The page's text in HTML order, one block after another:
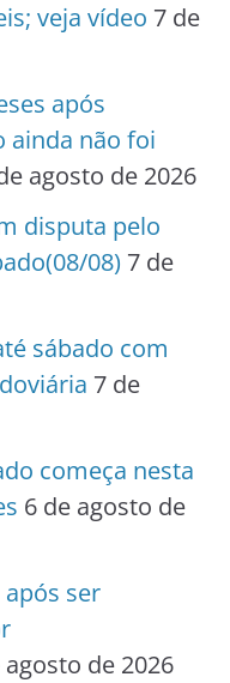
veja vídeo 7 de
após
ainda não foi
agosto de 2026
disputa pelo
08) 7 de
sábado com
7 de
começa nesta
6 de agosto de
ser
agosto de 2026